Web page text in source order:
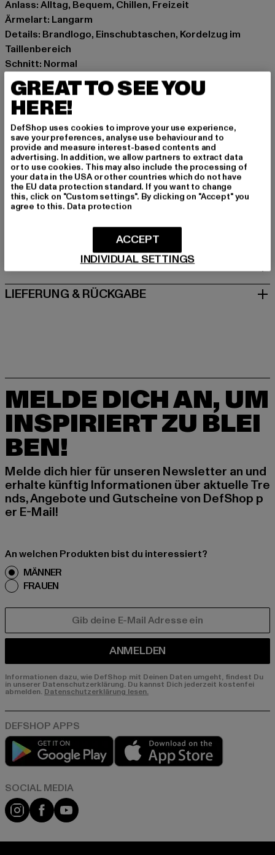
Anlass: Alltag, Bequem, Chillen, Freizeit
Ärmelart: Langarm
Details: Brandlogo, Einschubtaschen, Kordelzug im
Taillenbereich
Schnitt: Normal
Marke: BLKVIS
Kat.: Jacken
Farbe: grün
Hersteller Farbe: hunter green
Materialzusammensetzung: 100% Nylon
Art.Nr: 42611102-03530
Hersteller: Play Hard GmbH |mail@blkvis.de
Landwehrstrasse 70A | 80336 München | DE
GRÖSSE & PASSFORM
PFLEGEHINWEISE
LIEFERUNG & RÜCKGABE
MELDE DICH AN, UM
INSPIRIERT ZU BLEI
BEN!
Melde dich hier für unseren Newsletter an und
erhalte künftig Informationen über aktuelle Tre
nds, Angebote und Gutscheine von DefShop p
er E-Mail!
An welchen Produkten bist du interessiert?
MÄNNER
FRAUEN
ANMELDEN
Informationen dazu, wie DefShop mit Deinen Daten umgeht, findest Du
in unserer Datenschutzerklärung. Du kannst Dich jederzeit kostenfei
abmelden. Datenschutzerklärung lesen.
Play market
Instagram
FacebookYouTube
GREAT TO SEE YOU
HERE!
DefShop uses cookies to improve your use experience,
save your preferences, analyse use behaviour and to
provide and measure interest-based contents and
advertising. In addition, we allow partners to extract data
or to use cookies. This may also include the processing of
your data in the USA or other countries which do not have
the EU data protection standard. If you want to change
this, click on "Custom settings". By clicking on "Accept" you
agree to this. Data protection
INDIVIDUAL SETTINGS
ACCEPT